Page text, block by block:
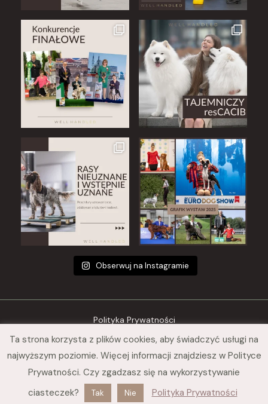
Obserwuj na Instagramie
Polityka Prywatności
Regulamin sklepu
© 2026 Nina Szarska Well Handled
Ta strona korzysta z plików cookies, aby świadczyć usługi na
najwyższym poziomie. Więcej informacji znajdziesz w Polityce
Prywatności. Czy zgadzasz się na wykorzystywanie
ciasteczek?
Tak Nie Polityka Prywatności